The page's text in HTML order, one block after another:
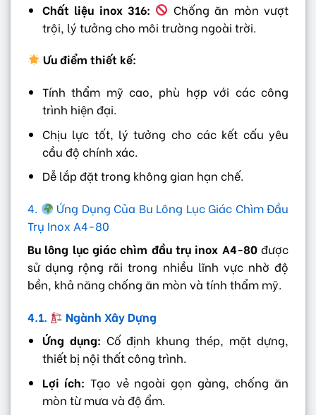
Chất liệu inox 316:
Chống ăn mòn vượt
trội, lý tưởng cho môi trường ngoài trời.
Ưu điểm thiết kế:
Tính thẩm mỹ cao, phù hợp với các công
trình hiện đại.
Chịu lực tốt, lý tưởng cho các kết cấu yêu
cầu độ chính xác.
Dễ lắp đặt trong không gian hạn chế.
4.
Ứng Dụng Của Bu Lông Lục Giác Chìm Đầu
Trụ Inox A4-80
Bu lông lục giác chìm đầu trụ inox A4-80được
sử dụng rộng rãi trong nhiều lĩnh vực nhờ độ
bền, khả năng chống ăn mòn và tính thẩm mỹ.
4.1.
Ngành Xây Dựng
Ứng dụng: Cố định khung thép, mặt dựng,
thiết bị nội thất công trình.
Lợi ích: Tạo vẻ ngoài gọn gàng, chống ăn
mòn từ mưa và độ ẩm.